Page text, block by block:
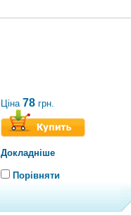
Ціна 78 грн.
Докладніше
Порівняти